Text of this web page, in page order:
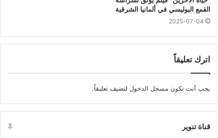
القمع البوليسي في ألمانيا الشرقية
2025-07-04
اترك تعليقاً
يجب أنت تكون مسجل الدخول لتضيف تعليقاً.
قناة تنوير